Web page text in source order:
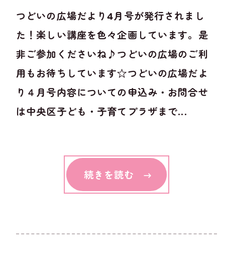
つどいの広場だより4月号が発行されまし
た！楽しい講座を色々企画しています。是
非ご参加くださいね♪つどいの広場のご利
用もお待ちしています☆つどいの広場だよ
り４月号内容についての申込み・お問合せ
は中央区子ども・子育てプラザまで...
続きを読む